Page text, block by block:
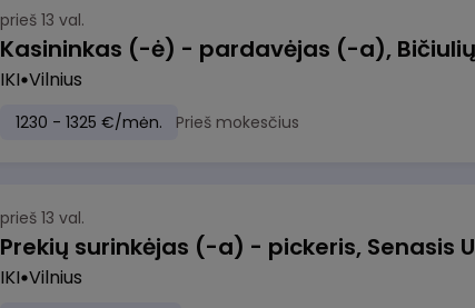
prieš 13 val.
IKI Vilnius
1230 - 1325 €/mėn. Prieš mokesčius
prieš 13 val.
IKI Vilnius